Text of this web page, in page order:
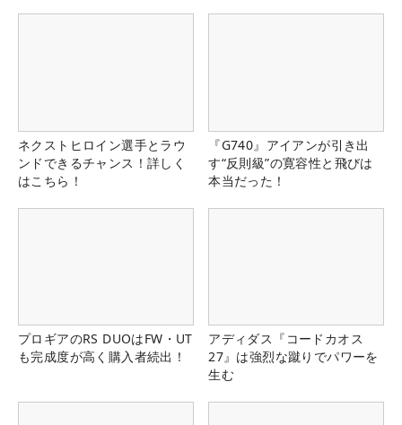
ネクストヒロイン選手とラウ
ンドできるチャンス！詳しく
はこちら！
『G740』アイアンが引き出
す“反則級”の寛容性と飛びは
本当だった！
プロギアのRS DUOはFW・UT
も完成度が高く購入者続出！
アディダス『コードカオス
27』は強烈な蹴りでパワーを
生む